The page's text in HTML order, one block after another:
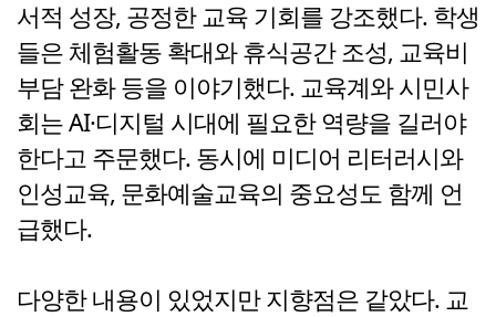
서적 성장, 공정한 교육 기회를 강조했다. 학생
들은 체험활동 확대와 휴식공간 조성, 교육비
부담 완화 등을 이야기했다. 교육계와 시민사
회는 AI·디지털 시대에 필요한 역량을 길러야
한다고 주문했다. 동시에 미디어 리터러시와
인성교육, 문화예술교육의 중요성도 함께 언
급했다.
다양한 내용이 있었지만 지향점은 같았다. 교